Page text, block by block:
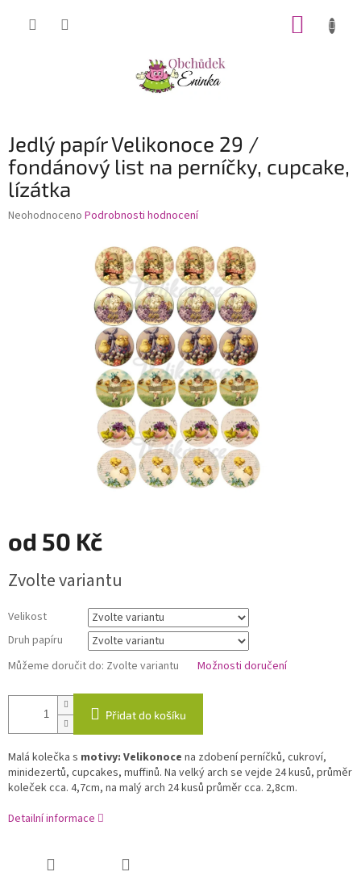
Jedlý papír Velikonoce 29 /
fondánový list na perníčky, cupcake,
lízátka
Průměrné
Neohodnoceno Podrobnosti hodnocení
od 50 Kč
cena:
Zvolte variantu
Velikost
Druh papíru
Můžeme doručit do: Zvolte variantu Možnosti doručení
Přidat do košíku
Malá kolečka s motivy: Velikonoce na zdobení perníčků, cukroví,
minidezertů, cupcakes, muffinů. Na velký arch se vejde 24 kusů, průměr
koleček cca. 4,7cm, na malý arch 24 kusů průměr cca. 2,8cm.
Detailní informace